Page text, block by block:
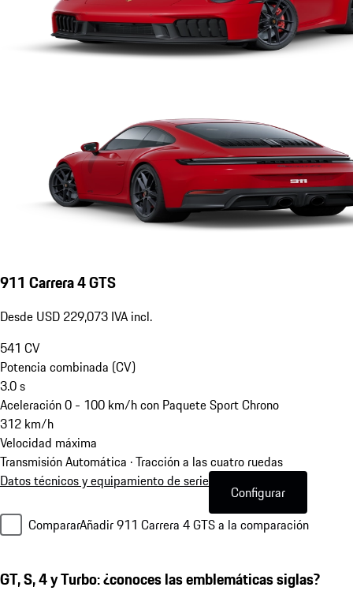
911 Carrera 4 GTS
Desde USD 229,073 IVA incl.
541 CV
Potencia combinada (CV)
3.0s
Aceleración 0 - 100 km/h con Paquete Sport Chrono
312 km/h
Velocidad máxima
Transmisión Automática · Tracción a las cuatro ruedas
Datos técnicos y equipamiento de serie
Configurar
CompararAñadir 911 Carrera 4 GTS a la comparación
GT, S, 4 y Turbo: ¿conoces las emblemáticas siglas?